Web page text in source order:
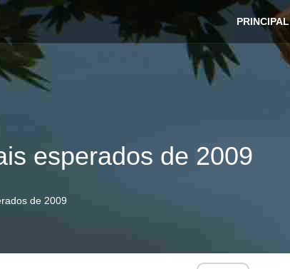
PRINCIPAL
esperados de 2009
de 2009